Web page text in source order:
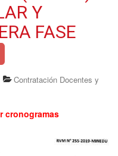
Y
FASE
Contratación Docentes y
cronogramas